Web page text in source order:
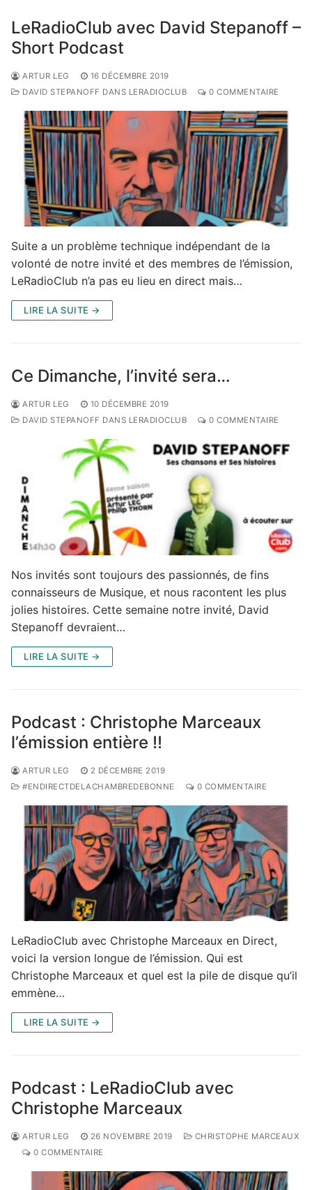
LeRadioClub avec David Stepanoff –
Short Podcast
ARTUR LEG
16 DÉCEMBRE 2019
DAVID STEPANOFF DANS LERADIOCLUB
0 COMMENTAIRE
Suite a un problème technique indépendant de la
volonté de notre invité et des membres de l’émission,
LeRadioClub n’a pas eu lieu en direct mais…
LIRE LA SUITE →
Ce Dimanche, l’invité sera…
ARTUR LEG
10 DÉCEMBRE 2019
DAVID STEPANOFF DANS LERADIOCLUB
0 COMMENTAIRE
Nos invités sont toujours des passionnés, de fins
connaisseurs de Musique, et nous racontent les plus
jolies histoires. Cette semaine notre invité, David
Stepanoff devraient…
LIRE LA SUITE →
Podcast : Christophe Marceaux
l’émission entière !!
ARTUR LEG
2 DÉCEMBRE 2019
#ENDIRECTDELACHAMBREDEBONNE
0 COMMENTAIRE
LeRadioClub avec Christophe Marceaux en Direct,
voici la version longue de l’émission. Qui est
Christophe Marceaux et quel est la pile de disque qu’il
emmène…
LIRE LA SUITE →
Podcast : LeRadioClub avec
Christophe Marceaux
ARTUR LEG 26 NOVEMBRE 2019
CHRISTOPHE MARCEAUX
0 COMMENTAIRE